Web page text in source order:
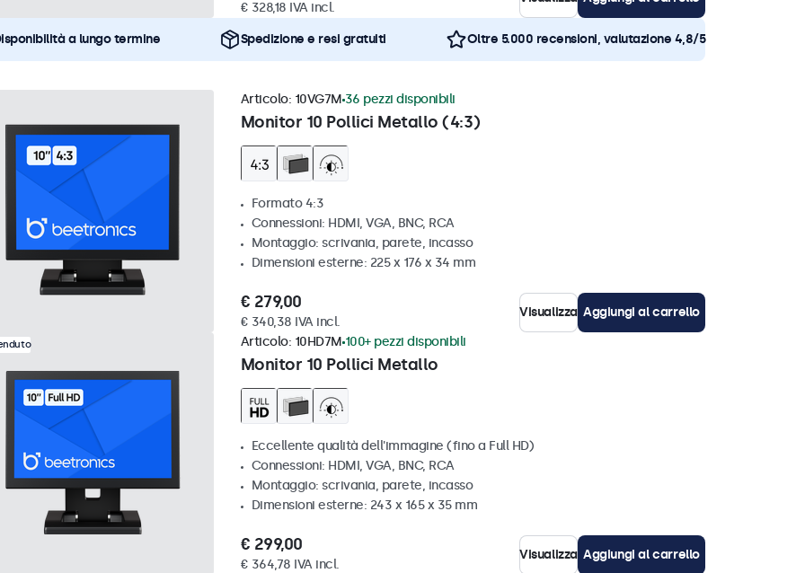
€ 328,18 IVA incl.
a lungo termine Spedizione e resi gratuiti Oltre 5.000 recensioni, valutazione 4,8/5
Monitor 10 Pollici Metallo (4:3)
Articolo: 10VG7M 36 pezzi disponibili
Formato 4:3
Connessioni: HDMI, VGA, BNC, RCA
Montaggio: scrivania, parete, incasso
Dimensioni esterne: 225 x 176 x 34 mm
€ 279,00
€ 340,38 IVA incl.
Visualizza Aggiungi al carrello
Monitor 10 Pollici Metallo
Articolo: 10HD7M 100+ pezzi disponibili
Eccellente qualità dell'immagine (fino a Full HD)
Connessioni: HDMI, VGA, BNC, RCA
Montaggio: scrivania, parete, incasso
Dimensioni esterne: 243 x 165 x 35 mm
€ 299,00
€ 364,78 IVA incl.
Visualizza Aggiungi al carrello